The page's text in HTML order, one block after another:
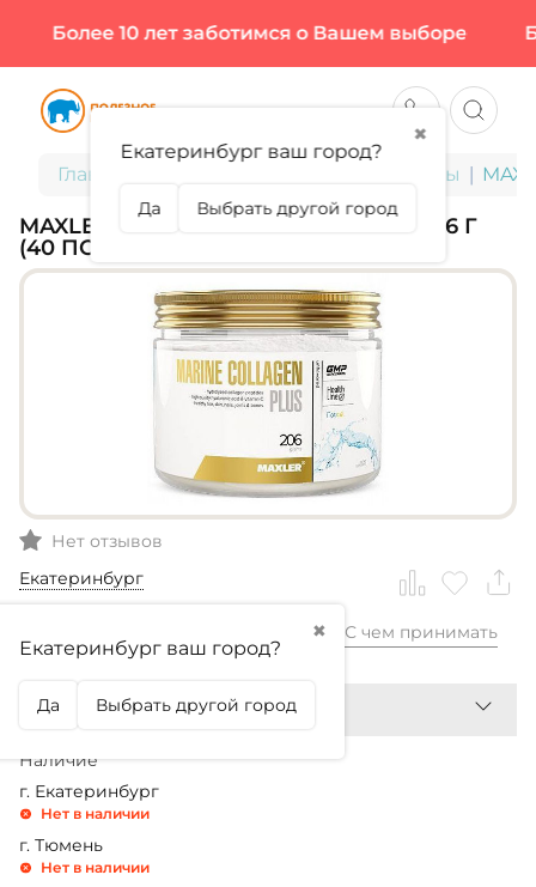
Более 10 лет заботимся о Вашем выборе
Главная БАДы для здоровья и красоты
MAXLER, MARINE COLLAGEN PLUS, 206 Г
(40 ПОРЦИЙ)
Нет отзывов
Екатеринбург
✖
Екатеринбург ваш город?
Да Выбрать другой город
2 799,99₽ С чем принимать
Наличие
г. Екатеринбург
Нет в наличии
г. Тюмень
Нет в наличии
✖
Екатеринбург ваш город?
Да Выбрать другой город